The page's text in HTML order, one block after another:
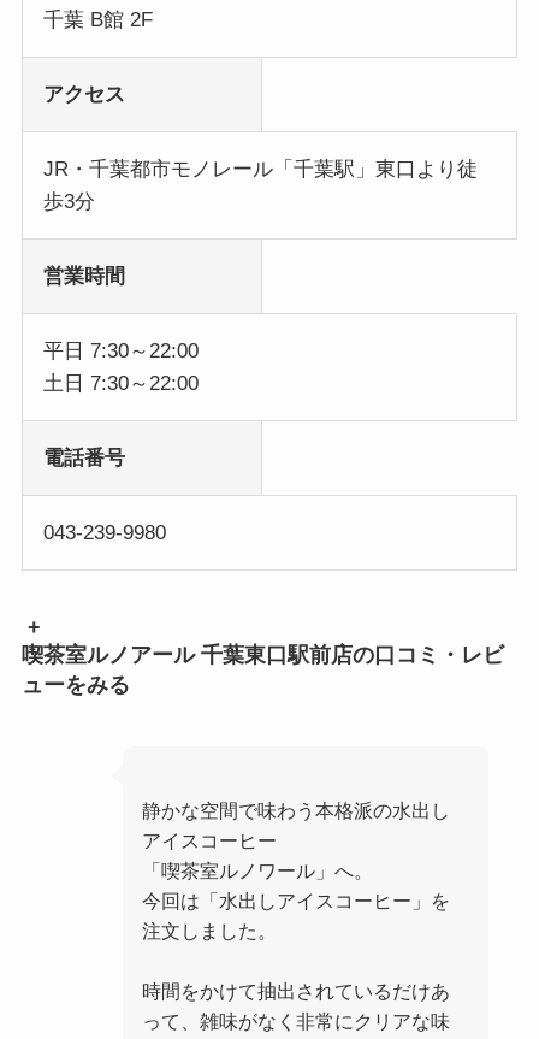
千葉 B館 2F
アクセス
JR・千葉都市モノレール「千葉駅」東口より徒
歩3分
営業時間
平日 7:30～22:00
土日 7:30～22:00
電話番号
043-239-9980
+
喫茶室ルノアール 千葉東口駅前店の口コミ・レビ
ューをみる
静かな空間で味わう本格派の水出し
アイスコーヒー
「喫茶室ルノワール」へ。
今回は「水出しアイスコーヒー」を
注文しました。
時間をかけて抽出されているだけあ
って、雑味がなく非常にクリアな味